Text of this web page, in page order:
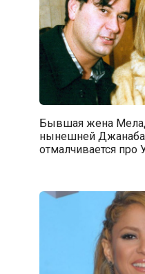
Бывшая жена
нынешней
отмалчивается про